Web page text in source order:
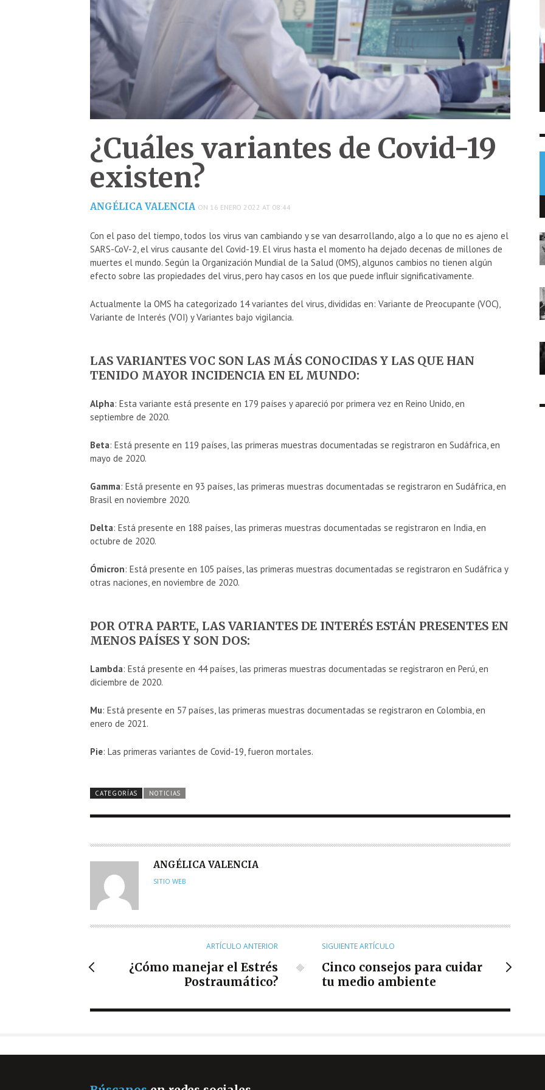
¿Cuáles variantes de Covid-19
existen?
ANGÉLICA VALENCIA ON 16 ENERO 2022 AT 08:44
Con el paso del tiempo, todos los virus van cambiando y se van desarrollando, algo a lo que no es ajeno el
SARS-CoV-2, el virus causante del Covid-19. El virus hasta el momento ha dejado decenas de millones de
muertes el mundo. Según la Organización Mundial de la Salud (OMS), algunos cambios no tienen algún
efecto sobre las propiedades del virus, pero hay casos en los que puede influir significativamente.
Actualmente la OMS ha categorizado 14 variantes del virus, divididas en: Variante de Preocupante (VOC),
Variante de Interés (VOI) y Variantes bajo vigilancia.
LAS VARIANTES VOC SON LAS MÁS CONOCIDAS Y LAS QUE HAN
TENIDO MAYOR INCIDENCIA EN EL MUNDO:
Alpha: Esta variante está presente en 179 países y apareció por primera vez en Reino Unido, en
septiembre de 2020.
Beta: Está presente en 119 países, las primeras muestras documentadas se registraron en Sudáfrica, en
mayo de 2020.
Gamma: Está presente en 93 países, las primeras muestras documentadas se registraron en Sudáfrica, en
Brasil en noviembre 2020.
Delta: Está presente en 188 países, las primeras muestras documentadas se registraron en India, en
octubre de 2020.
Ómicron: Está presente en 105 países, las primeras muestras documentadas se registraron en Sudáfrica y
otras naciones, en noviembre de 2020.
POR OTRA PARTE, LAS VARIANTES DE INTERÉS ESTÁN PRESENTES EN
MENOS PAÍSES Y SON DOS:
Lambda: Está presente en 44 países, las primeras muestras documentadas se registraron en Perú, en
diciembre de 2020.
Mu: Está presente en 57 países, las primeras muestras documentadas se registraron en Colombia, en
enero de 2021.
Pie: Las primeras variantes de Covid-19, fueron mortales.
CATEGORÍAS NOTICIAS
A
U
R
ANGÉLICA VALENCIA
SITIO WEB
ARTÍCULO ANTERIOR
¿Cómo manejar el Estrés
Postraumático?
SIGUIENTE ARTÍCULO
Cinco consejos para cuidar
tu medio ambiente
Capturan en Chiquimula a hombre
señalado de matar a su hermano
NOTICIAS